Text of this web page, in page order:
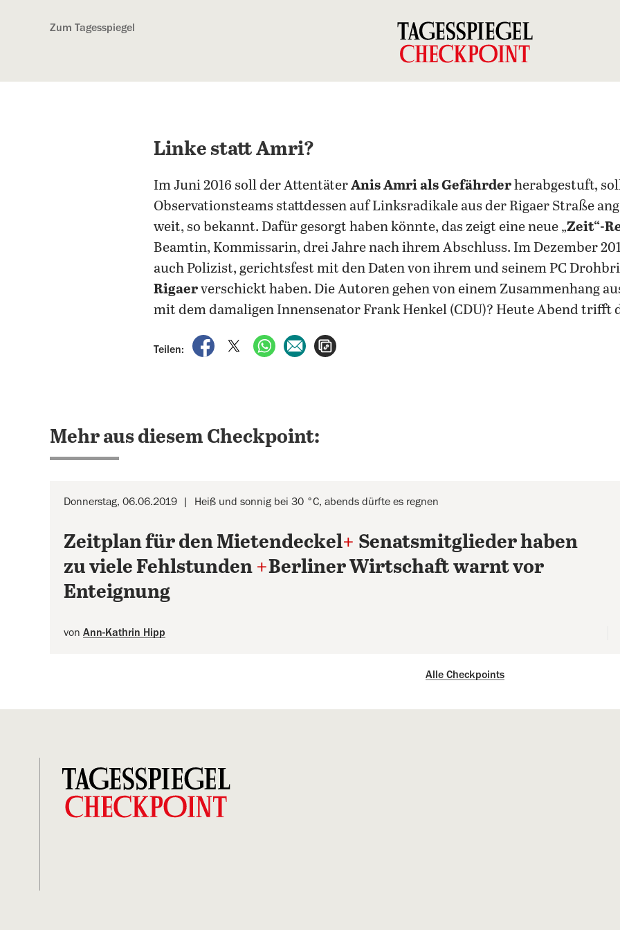
Zum Tagesspiegel
Linke statt Amri?
Im Juni 2016 soll der AttentäterAnis Amri als Gefährderherabgestuft,
Observationsteams stattdessen auf Linksradikale aus der Rigaer Straße
weit, so bekannt. Dafür gesorgt haben könnte, das zeigt eine neue „Zeit“-
Beamtin, Kommissarin, drei Jahre nach ihrem Abschluss. Im Dezember
auch Polizist, gerichtsfest mit den Daten von ihrem und seinem PC
Rigaerverschickt haben. Die Autoren gehen von einem Zusammenhang
mit dem damaligen Innensenator Frank Henkel (CDU)? Heute Abend trifft
Teilen:
auf Facebook teilen
auf X teilenper WhatsApp teilen
per E-Mail teilen
Mehr aus diesem Checkpoint:
Donnerstag, 06.06.2019 Heiß und sonnig bei 30 °C, abends dürfte es regnen
Zeitplan für den Mietendeckel+ Senatsmitglieder haben
zu viele Fehlstunden +Berliner Wirtschaft warnt vor
Enteignung
von Ann-Kathrin Hipp
Alle Checkpoints